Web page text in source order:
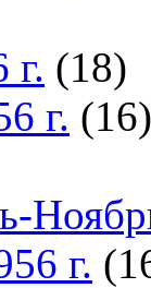
(18)
г. (16)
г.